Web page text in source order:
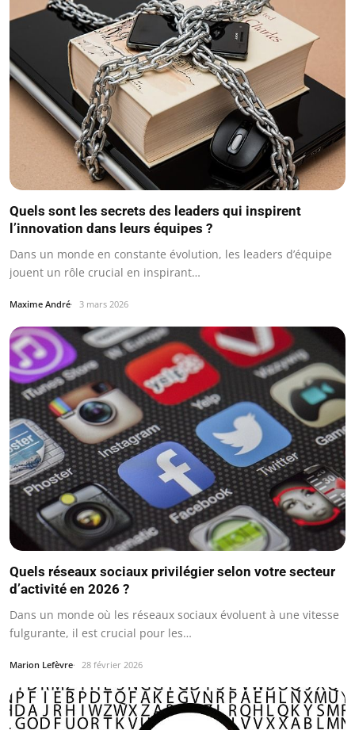
Quels sont les secrets des leaders qui inspirent
l’innovation dans leurs équipes ?
Dans un monde en constante évolution, les leaders d’équipe
jouent un rôle crucial en inspirant…
Maxime André 3 mars 2026
Quels réseaux sociaux privilégier selon votre secteur
d’activité en 2026 ?
Dans un monde où les réseaux sociaux évoluent à une vitesse
fulgurante, il est crucial pour les…
Marion Lefèvre 28 février 2026